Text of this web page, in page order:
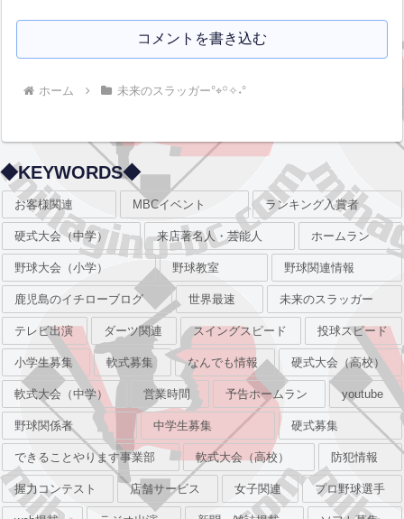
コメントを書き込む
ホーム 未来のスラッガー°⌖꙳✧˖°
◆KEYWORDS◆
お客様関連 MBCイベント ランキング入賞者
硬式大会（中学） 来店著名人・芸能人 ホームラン
野球大会（小学） 野球教室 野球関連情報
鹿児島のイチローブログ 世界最速 未来のスラッガー
テレビ出演 ダーツ関連 スイングスピード 投球スピード
小学生募集 軟式募集 なんでも情報 硬式大会（高校）
軟式大会（中学） 営業時間 予告ホームラン youtube
野球関係者 中学生募集 硬式募集
できることやります事業部 軟式大会（高校） 防犯情報
握力コンテスト 店舗サービス 女子関連 プロ野球選手